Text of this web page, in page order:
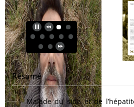
Résumé
Malade du sida et de